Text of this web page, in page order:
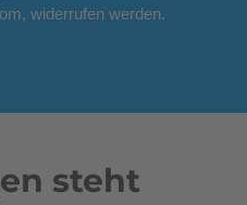
widerrufen werden.
steht